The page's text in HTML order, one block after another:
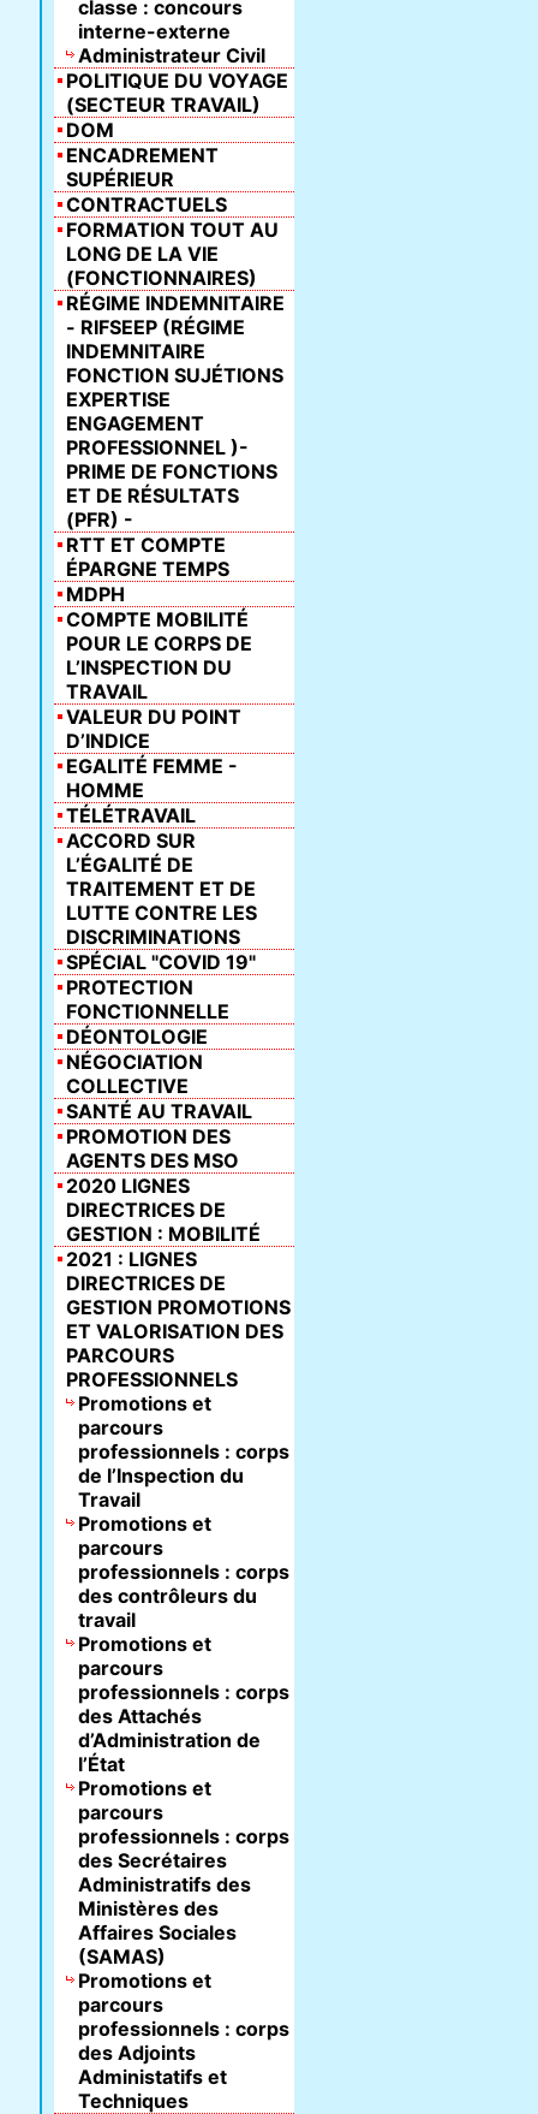
classe : concours
interne-externe
Administrateur Civil
POLITIQUE DU VOYAGE
(SECTEUR TRAVAIL)
DOM
ENCADREMENT
SUPÉRIEUR
CONTRACTUELS
FORMATION TOUT AU
LONG DE LA VIE
(FONCTIONNAIRES)
RÉGIME INDEMNITAIRE
- RIFSEEP (RÉGIME
INDEMNITAIRE
FONCTION SUJÉTIONS
EXPERTISE
ENGAGEMENT
PROFESSIONNEL )-
PRIME DE FONCTIONS
ET DE RÉSULTATS
(PFR) -
RTT ET COMPTE
ÉPARGNE TEMPS
MDPH
COMPTE MOBILITÉ
POUR LE CORPS DE
L’INSPECTION DU
TRAVAIL
VALEUR DU POINT
D’INDICE
EGALITÉ FEMME -
HOMME
TÉLÉTRAVAIL
ACCORD SUR
L’ÉGALITÉ DE
TRAITEMENT ET DE
LUTTE CONTRE LES
DISCRIMINATIONS
SPÉCIAL "COVID 19"
PROTECTION
FONCTIONNELLE
DÉONTOLOGIE
NÉGOCIATION
COLLECTIVE
SANTÉ AU TRAVAIL
PROMOTION DES
AGENTS DES MSO
2020 LIGNES
DIRECTRICES DE
GESTION : MOBILITÉ
2021 : LIGNES
DIRECTRICES DE
GESTION PROMOTIONS
ET VALORISATION DES
PARCOURS
PROFESSIONNELS
Promotions et
parcours
professionnels : corps
de l’Inspection du
Travail
Promotions et
parcours
professionnels : corps
des contrôleurs du
travail
Promotions et
parcours
professionnels : corps
des Attachés
d’Administration de
l’État
Promotions et
parcours
professionnels : corps
des Secrétaires
Administratifs des
Ministères des
Affaires Sociales
(SAMAS)
Promotions et
parcours
professionnels : corps
des Adjoints
Administatifs et
Techniques